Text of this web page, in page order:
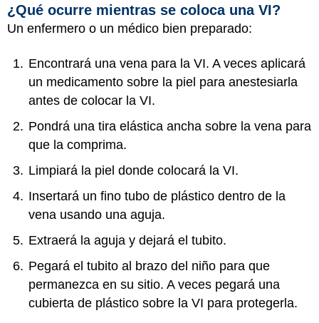
¿Qué ocurre mientras se coloca una VI?
Un enfermero o un médico bien preparado:
Encontrará una vena para la VI. A veces aplicará
un medicamento sobre la piel para anestesiarla
antes de colocar la VI.
Pondrá una tira elástica ancha sobre la vena para
que la comprima.
Limpiará la piel donde colocará la VI.
Insertará un fino tubo de plástico dentro de la
vena usando una aguja.
Extraerá la aguja y dejará el tubito.
Pegará el tubito al brazo del niño para que
permanezca en su sitio. A veces pegará una
cubierta de plástico sobre la VI para protegerla.